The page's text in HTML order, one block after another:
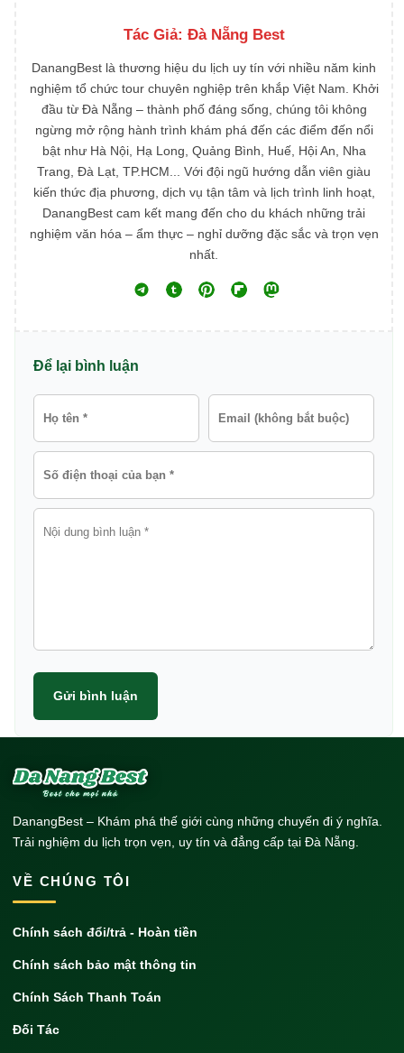
Tác Giả: Đà Nẵng Best
DanangBest là thương hiệu du lịch uy tín với nhiều năm kinh
nghiệm tổ chức tour chuyên nghiệp trên khắp Việt Nam. Khởi
đầu từ Đà Nẵng – thành phố đáng sống, chúng tôi không
ngừng mở rộng hành trình khám phá đến các điểm đến nổi
bật như Hà Nội, Hạ Long, Quảng Bình, Huế, Hội An, Nha
Trang, Đà Lạt, TP.HCM... Với đội ngũ hướng dẫn viên giàu
kiến thức địa phương, dịch vụ tận tâm và lịch trình linh hoạt,
DanangBest cam kết mang đến cho du khách những trải
nghiệm văn hóa – ẩm thực – nghỉ dưỡng đặc sắc và trọn vẹn
nhất.
Để lại bình luận
Gửi bình luận
DanangBest – Khám phá thế giới cùng những chuyến đi ý nghĩa.
Trải nghiệm du lịch trọn vẹn, uy tín và đẳng cấp tại Đà Nẵng.
VỀ CHÚNG TÔI
Chính sách đổi/trả - Hoàn tiền
Chính sách bảo mật thông tin
Chính Sách Thanh Toán
Đối Tác